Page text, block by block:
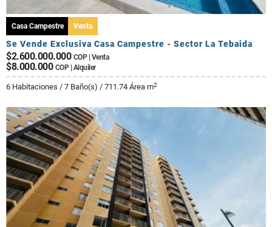
Casa Campestre Venta
Se Vende Exclusiva Casa Campestre - Sector La Tebaida
$2.600.000.000 COP | Venta
$8.000.000 COP | Alquiler
6 Habitaciones / 7 Baño(s) / 711.74 Área m2